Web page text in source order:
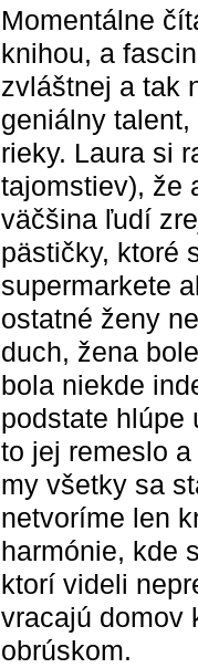
Momentálne
knihou, a
zvláštnej a tak
geniálny
rieky. Laura si
tajomstiev), že
väčšina ľudí
pästičky, ktoré
supermarkete
ostatné ženy
duch, žena
bola niekde
podstate hlúpe
to jej remeslo
my všetky sa
netvoríme len
harmónie, kde
ktorí videli
vracajú domov
obrúskom.